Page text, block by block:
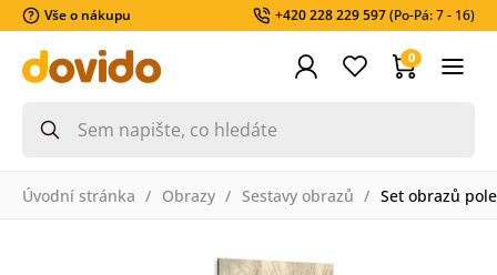
Vše o nákupu +420 228 229 597(Po-Pá: 7 - 16)
0
Úvodní stránka Obrazy Sestavy obrazů Set obrazů